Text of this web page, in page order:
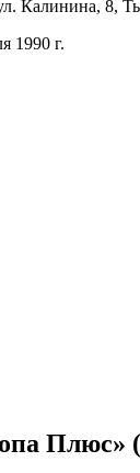
Калинина, 8,
1990 г.
Плюс»